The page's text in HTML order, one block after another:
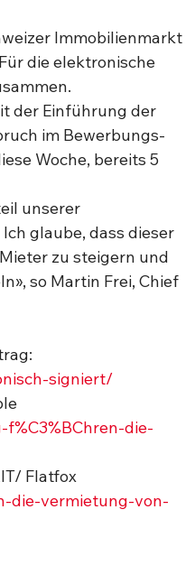
Immobilienmarkt
die elektronische
der Einführung der
im Bewerbungs-
Woche, bereits 5
unserer
glaube, dass dieser
zu steigern und
so Martin Frei, Chief
signiert/
die-
Flatfox
die-vermietung-von-